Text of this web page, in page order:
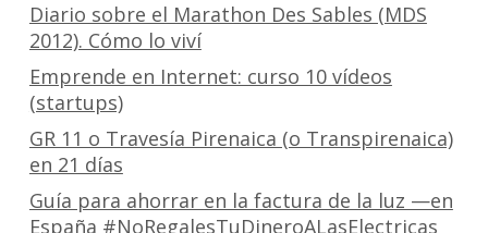
Diario sobre el Marathon Des Sables (MDS
2012). Cómo lo viví
Emprende en Internet: curso 10 vídeos
(startups)
GR 11 o Travesía Pirenaica (o Transpirenaica)
en 21 días
Guía para ahorrar en la factura de la luz —en
España #NoRegalesTuDineroALasElectricas